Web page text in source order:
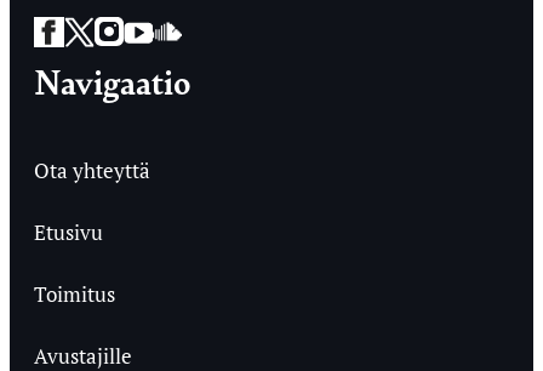
Facebook
Twitter
Instagram
YouTube
SoundCloud
Navigaatio
Ota yhteyttä
Etusivu
Toimitus
Avustajille